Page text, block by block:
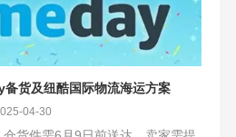
货及纽酷国际物流海运方案
04-30